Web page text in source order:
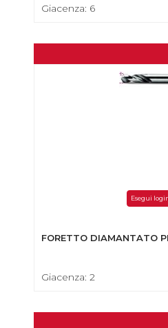
Giacenza: 6
Esegui
FORETTO DIAMANTATO
Giacenza: 2